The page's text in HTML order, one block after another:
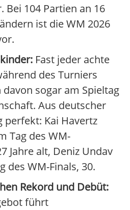
Bei 104 Partien an 16
ist die WM 2026
Fast jeder achte
des Turniers
sogar am Spieltag
Aus deutscher
perfekt: Kai Havertz
Tag des WM-
Jahre alt, Deniz Undav
des WM-Finals, 30.
Rekord und Debüt:
führt